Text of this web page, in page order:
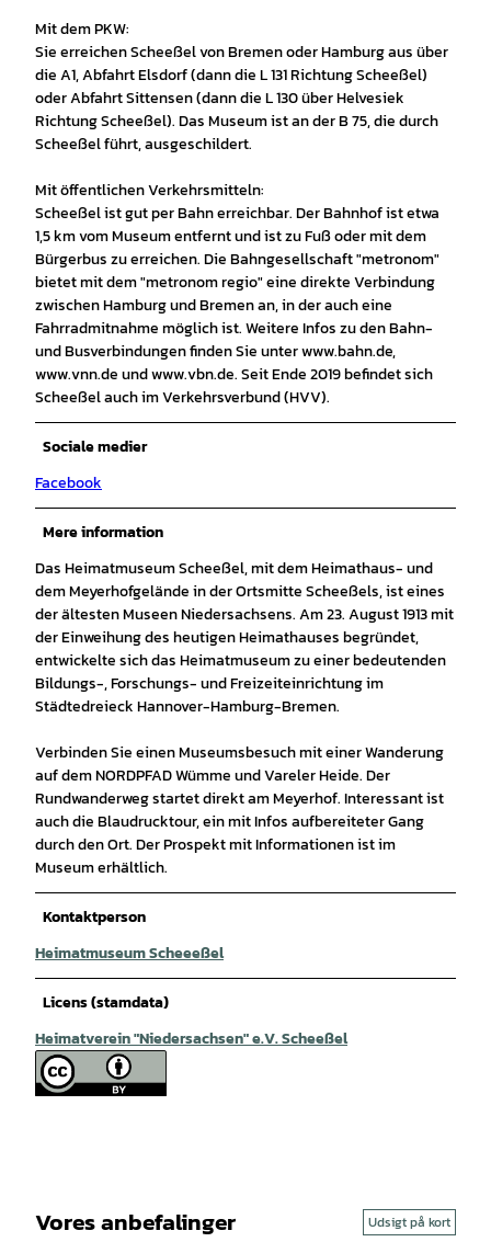
Mit dem PKW:
Sie erreichen Scheeßel von Bremen oder Hamburg aus über
die A1, Abfahrt Elsdorf (dann die L 131 Richtung Scheeßel)
oder Abfahrt Sittensen (dann die L 130 über Helvesiek
Richtung Scheeßel). Das Museum ist an der B 75, die durch
Scheeßel führt, ausgeschildert.
Mit öffentlichen Verkehrsmitteln:
Scheeßel ist gut per Bahn erreichbar. Der Bahnhof ist etwa
1,5 km vom Museum entfernt und ist zu Fuß oder mit dem
Bürgerbus zu erreichen. Die Bahngesellschaft "metronom"
bietet mit dem "metronom regio" eine direkte Verbindung
zwischen Hamburg und Bremen an, in der auch eine
Fahrradmitnahme möglich ist. Weitere Infos zu den Bahn-
und Busverbindungen finden Sie unter www.bahn.de,
www.vnn.de und www.vbn.de. Seit Ende 2019 befindet sich
Scheeßel auch im Verkehrsverbund (HVV).
Sociale medier
Facebook
Mere information
Das Heimatmuseum Scheeßel, mit dem Heimathaus- und
dem Meyerhofgelände in der Ortsmitte Scheeßels, ist eines
der ältesten Museen Niedersachsens. Am 23. August 1913 mit
der Einweihung des heutigen Heimathauses begründet,
entwickelte sich das Heimatmuseum zu einer bedeutenden
Bildungs-, Forschungs- und Freizeiteinrichtung im
Städtedreieck Hannover-Hamburg-Bremen.
Verbinden Sie einen Museumsbesuch mit einer Wanderung
auf dem NORDPFAD Wümme und Vareler Heide. Der
Rundwanderweg startet direkt am Meyerhof. Interessant ist
auch die Blaudrucktour, ein mit Infos aufbereiteter Gang
durch den Ort. Der Prospekt mit Informationen ist im
Museum erhältlich.
Kontaktperson
Heimatmuseum Scheeeßel
Licens (stamdata)
Heimatverein "Niedersachsen" e.V. Scheeßel
Vores anbefalinger Udsigt på kort